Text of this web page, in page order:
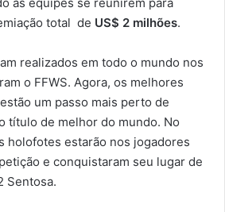
total de US$ 2 milhões.
realizados em todo o mundo nos
o FFWS. Agora, os melhores
um passo mais perto de
título de melhor do mundo. No
holofotes estarão nos jogadores
e conquistaram seu lugar de
Sentosa.